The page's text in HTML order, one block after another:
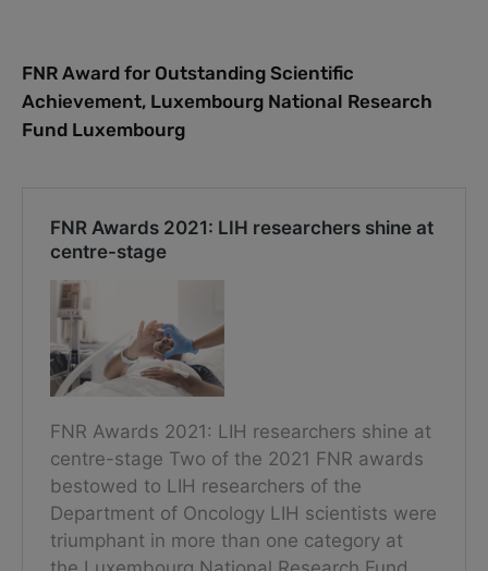
FNR Award for Outstanding Scientific
Achievement, Luxembourg National Research
Fund Luxembourg